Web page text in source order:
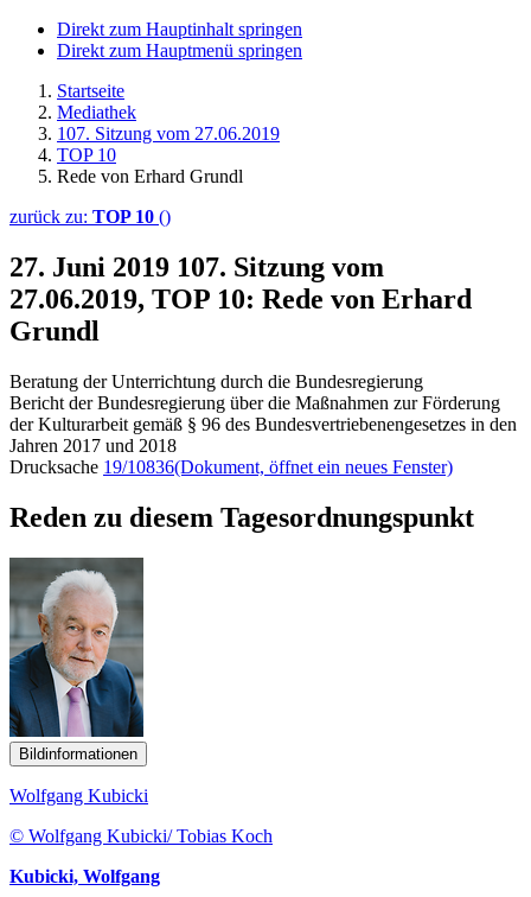
Direkt zum Hauptinhalt springen
Direkt zum Hauptmenü springen
Startseite
Mediathek
107. Sitzung vom 27.06.2019
TOP 10
Rede von Erhard Grundl
zurück zu: TOP 10 ()
27. Juni 2019 107. Sitzung vom
27.06.2019, TOP 10: Rede von Erhard
Grundl
Beratung der Unterrichtung durch die Bundesregierung
Bericht der Bundesregierung über die Maßnahmen zur Förderung
der Kulturarbeit gemäß § 96 des Bundesvertriebenengesetzes in den
Jahren 2017 und 2018
Drucksache 19/10836(Dokument, öffnet ein neues Fenster)
Reden zu diesem Tagesordnungspunkt
Bildinformationen
Wolfgang Kubicki
© Wolfgang Kubicki/ Tobias Koch
Kubicki, Wolfgang